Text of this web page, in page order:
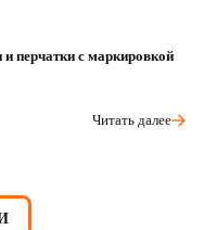
перчатки с маркировкой
Читать далее